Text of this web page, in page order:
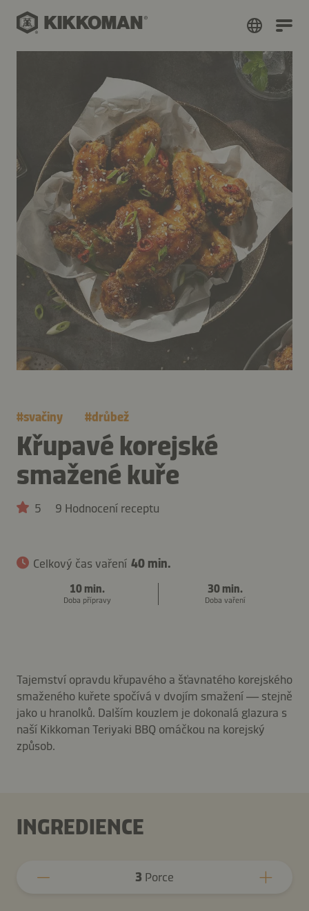
#svačiny #drůbež
Křupavé korejské
smažené kuře
5 9 Hodnocení receptu
Celkový čas vaření 40 min.
10 min.
Doba přípravy
30 min.
Doba vaření
Tajemství opravdu křupavého a šťavnatého korejského
smaženého kuřete spočívá v dvojím smažení — stejně
jako u hranolků. Dalším kouzlem je dokonalá glazura s
naší Kikkoman Teriyaki BBQ omáčkou na korejský
způsob.
INGREDIENCE
3 Porce